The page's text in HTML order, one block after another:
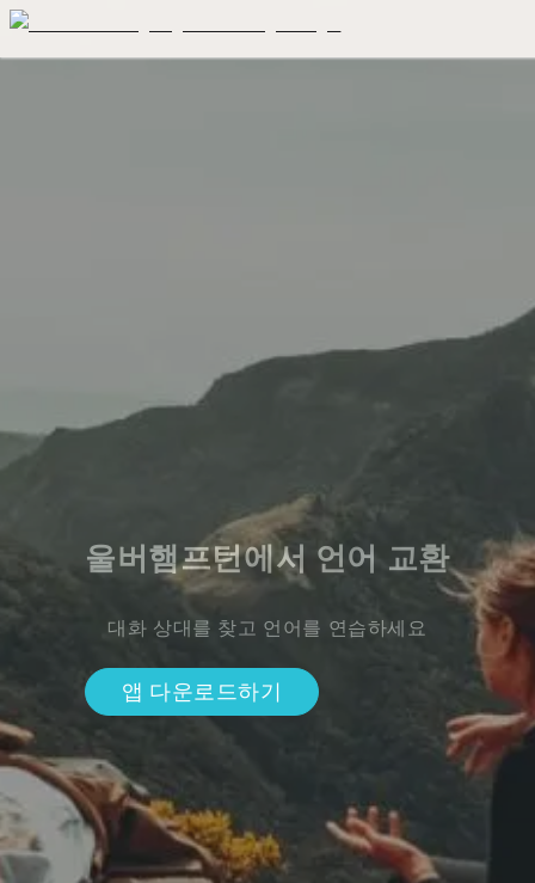
울버햄프턴에서 언어 교환
대화 상대를 찾고 언어를 연습하세요
앱 다운로드하기